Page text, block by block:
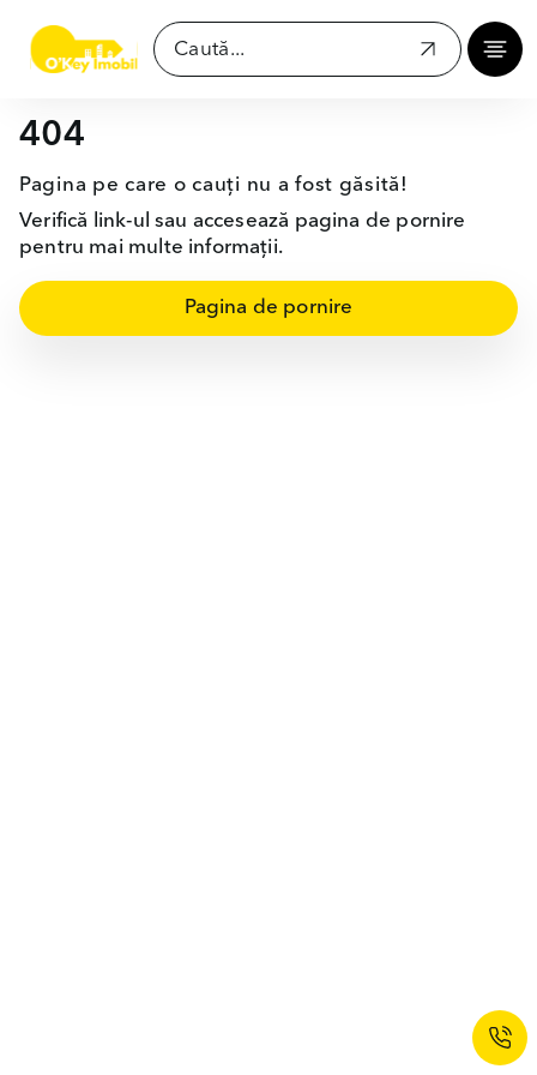
404
Pagina pe care o cauți nu a fost găsită!
Verifică link-ul sau accesează pagina de pornire
pentru mai multe informații.
Pagina de pornire